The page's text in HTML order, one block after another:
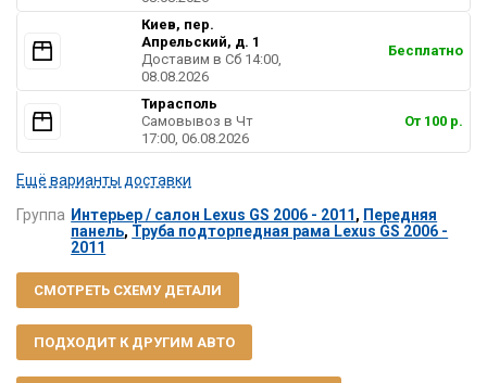
Киев, пер.
Апрельский, д. 1
Доставим в Cб 14:00,
08.08.2026
Бесплатно
Тирасполь
Самовывоз в Чт
17:00, 06.08.2026
От 100 р.
Ещё варианты доставки
Группа Интерьер / салон Lexus GS 2006 - 2011, Передняя
панель, Труба подторпедная рама Lexus GS 2006 -
2011
СМОТРЕТЬ СХЕМУ ДЕТАЛИ
ПОДХОДИТ К ДРУГИМ АВТО